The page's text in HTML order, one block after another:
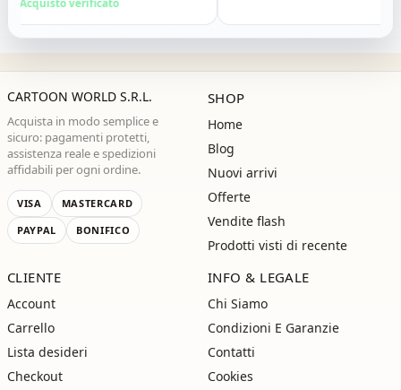
consiglio vivamente. Grazie ,alla
prossima!"
CARTOON WORLD S.R.L.
Acquista in modo semplice e
sicuro: pagamenti protetti,
assistenza reale e spedizioni
affidabili per ogni ordine.
VISA
MASTERCARD
PAYPAL
BONIFICO
SHOP
Home
Blog
Nuovi arrivi
Offerte
Vendite flash
Prodotti visti di recente
CLIENTE
Account
Carrello
Lista desideri
Checkout
INFO & LEGALE
Chi Siamo
Condizioni E Garanzie
Contatti
Cookies